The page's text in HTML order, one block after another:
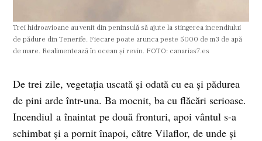
Trei hidroavioane au venit din peninsulă să ajute la stingerea incendiului
de pădure din Tenerife. Fiecare poate arunca peste 5000 de m3 de apă
de mare. Realimentează în ocean și revin. FOTO: canarias7.es
De trei zile, vegetația uscată și odată cu ea și pădurea
de pini arde într-una. Ba mocnit, ba cu flăcări serioase.
Incendiul a înaintat pe două fronturi, apoi vântul s-a
schimbat și a pornit înapoi, către Vilaflor, de unde și